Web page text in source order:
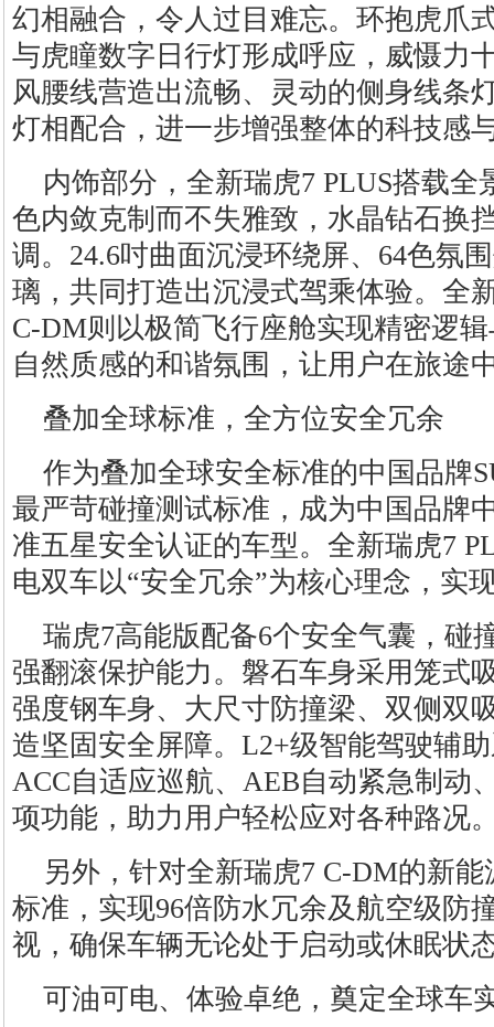
幻相融合，令人过目难忘。环抱虎爪
与虎瞳数字日行灯形成呼应，威慑力
风腰线营造出流畅、灵动的侧身线条
灯相配合，进一步增强整体的科技感
内饰部分，全新瑞虎7 PLUS搭载
色内敛克制而不失雅致，水晶钻石换
调。24.6吋曲面沉浸环绕屏、64色氛
璃，共同打造出沉浸式驾乘体验。全
C-DM则以极简飞行座舱实现精密逻
自然质感的和谐氛围，让用户在旅途
叠加全球标准，全方位安全冗余
作为叠加全球安全标准的中国品牌
最严苛碰撞测试标准，成为中国品牌
准五星安全认证的车型。全新瑞虎7
电双车以“安全冗余”为核心理念，实
瑞虎7高能版配备6个安全气囊，碰
强翻滚保护能力。磐石车身采用笼式
强度钢车身、大尺寸防撞梁、双侧双
造坚固安全屏障。L2+级智能驾驶辅
ACC自适应巡航、AEB自动紧急制动
项功能，助力用户轻松应对各种路况
另外，针对全新瑞虎7 C-DM的新
标准，实现96倍防水冗余及航空级防
视，确保车辆无论处于启动或休眠状
可油可电、体验卓绝，奠定全球车